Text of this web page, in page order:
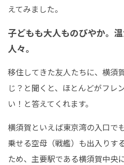
えてみました。
子どもも大人ものびやか。
人々。
移住してきた友人たちに、横須
じ？と聞くと、ほとんどがフレ
い！と答えてくれます。
横須賀といえば東京湾の入口で
乗せる空母（戦艦）も出入りす
ため、主要駅である横須賀中央